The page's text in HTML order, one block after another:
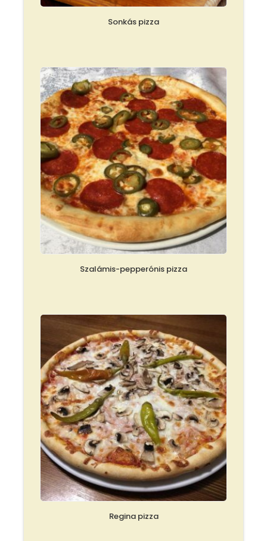
Sonkás pizza
Szalámis-pepperónis pizza
Regina pizza